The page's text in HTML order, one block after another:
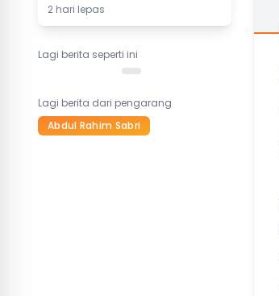
2 hari lepas
Lagi berita seperti ini
Lagi berita dari pengarang
Abdul Rahim Sabri